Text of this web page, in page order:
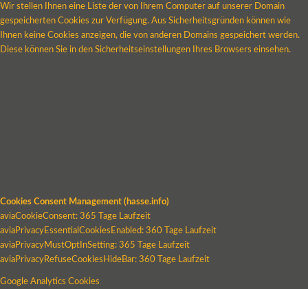
Wir stellen Ihnen eine Liste der von Ihrem Computer auf unserer Domain
gespeicherten Cookies zur Verfügung. Aus Sicherheitsgründen können wie
Ihnen keine Cookies anzeigen, die von anderen Domains gespeichert werden.
Diese können Sie in den Sicherheitseinstellungen Ihres Browsers einsehen.
Cookies Consent Management (hasse.info)
aviaCookieConsent: 365 Tage Laufzeit
aviaPrivacyEssentialCookiesEnabled: 360 Tage Laufzeit
aviaPrivacyMustOptInSetting: 365 Tage Laufzeit
aviaPrivacyRefuseCookiesHideBar: 360 Tage Laufzeit
Google Analytics Cookies